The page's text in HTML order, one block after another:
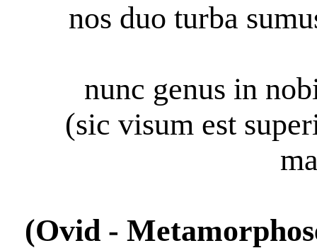
nos duo turba
nunc genus in
(sic visum est
(Ovid -